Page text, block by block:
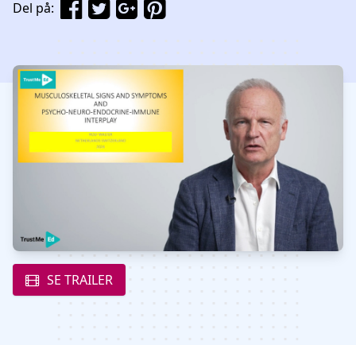
Del på:
Watch our video to learn more
SE TRAILER